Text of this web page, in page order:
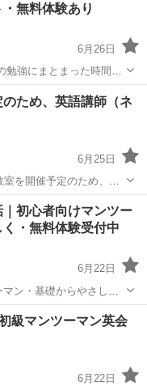
無料体験あり
6月26日
勉強にまとまった時間が
。 そんなお悩みはありま
レッスン
ため、英語講師（ネ
6月25日
を開催予定のため、英
ご興味を持っていただ
初心者向けマンツー
・無料体験受付中
6月22日
ン・基礎からやさし
生時代の英語も、かなり
マンツーマン
級マンツーマン英会
6月22日